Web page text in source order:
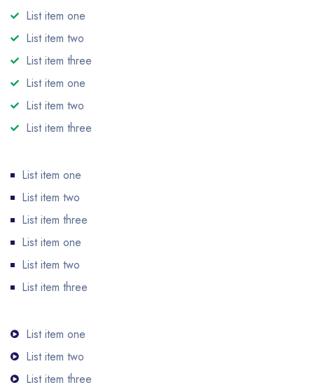
List item one
List item two
List item three
List item one
List item two
List item three
List item one
List item two
List item three
List item one
List item two
List item three
List item one
List item two
List item three